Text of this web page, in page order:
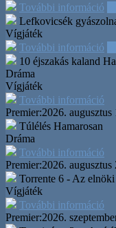
További információ
Lefkovicsék
Vígjáték
További információ
10 éjszakás kaland
Dráma
Vígjáték
További információ
Premier:2026. augusztus
Túlélés Hamarosan
Dráma
További információ
Premier:2026. augusztus
Torrente 6 - Az
Vígjáték
További információ
Premier:2026.